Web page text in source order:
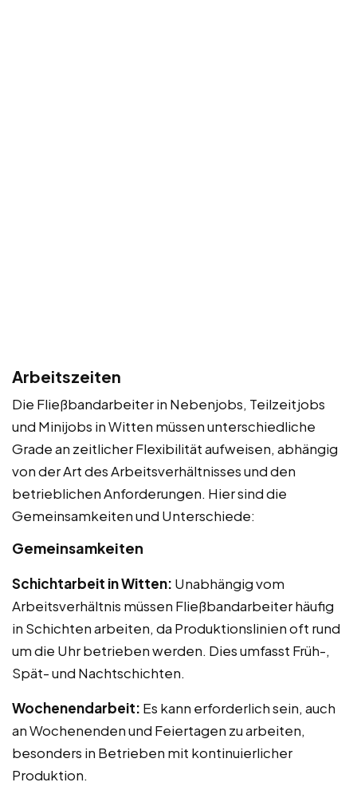
Arbeitszeiten
Die Fließbandarbeiter in Nebenjobs, Teilzeitjobs
und Minijobs in Witten müssen unterschiedliche
Grade an zeitlicher Flexibilität aufweisen, abhängig
von der Art des Arbeitsverhältnisses und den
betrieblichen Anforderungen. Hier sind die
Gemeinsamkeiten und Unterschiede:
Gemeinsamkeiten
Schichtarbeit in Witten: Unabhängig vom
Arbeitsverhältnis müssen Fließbandarbeiter häufig
in Schichten arbeiten, da Produktionslinien oft rund
um die Uhr betrieben werden. Dies umfasst Früh-,
Spät- und Nachtschichten.
Wochenendarbeit: Es kann erforderlich sein, auch
an Wochenenden und Feiertagen zu arbeiten,
besonders in Betrieben mit kontinuierlicher
Produktion.